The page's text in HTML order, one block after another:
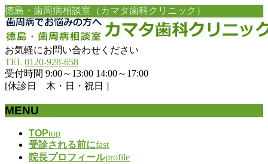
徳島・歯周病相談室（カマタ歯科クリニック）
お気軽にお問い合わせください
TEL 0120-928-658
受付時間 9:00～13:00 14:00～17:00
[休診日 木・日・祝日 ]
MENU
TOPtop
受診される前にfast
院長プロフィールprofile